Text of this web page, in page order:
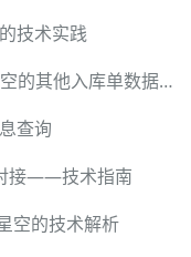
技术实践
如何实现旺店通·旗舰奇门到金蝶云星空的其他入库单数据集成
查询
接——技术指南
空的技术解析